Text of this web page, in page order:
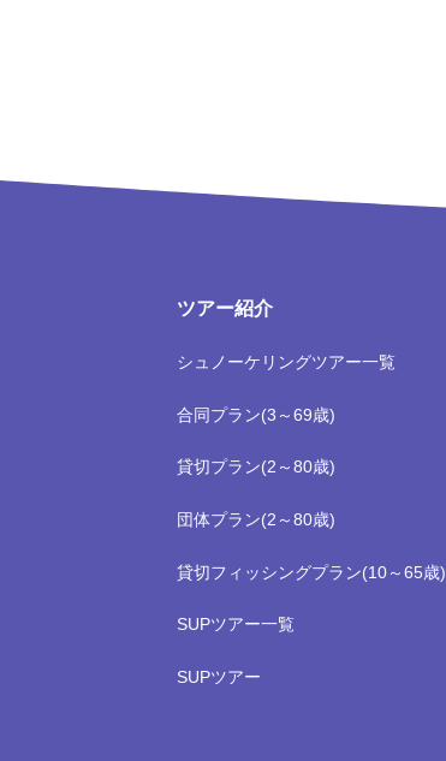
ツアー紹介
シュノーケリングツアー一覧
合同プラン(3～69歳)
貸切プラン(2～80歳)
団体プラン(2～80歳)
貸切フィッシングプラン(10～65歳)
SUPツアー一覧
SUPツアー